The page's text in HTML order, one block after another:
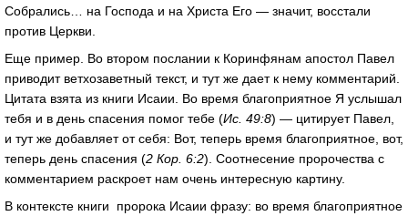
Собрались… на Господа и на Христа Его — значит, восстали
против Церкви.
Еще пример. Во втором послании к Коринфянам апостол Павел
приводит ветхозаветный текст, и тут же дает к нему комментарий.
Цитата взята из книги Исаии. Во время благоприятное Я услышал
тебя и в день спасения помог тебе (Ис. 49:8) — цитирует Павел,
и тут же добавляет от себя: Вот, теперь время благоприятное, вот,
теперь день спасения (2 Кор. 6:2). Соотнесение пророчества с
комментарием раскроет нам очень интересную картину.
В контексте книги пророка Исаии фразу: во время благоприятное